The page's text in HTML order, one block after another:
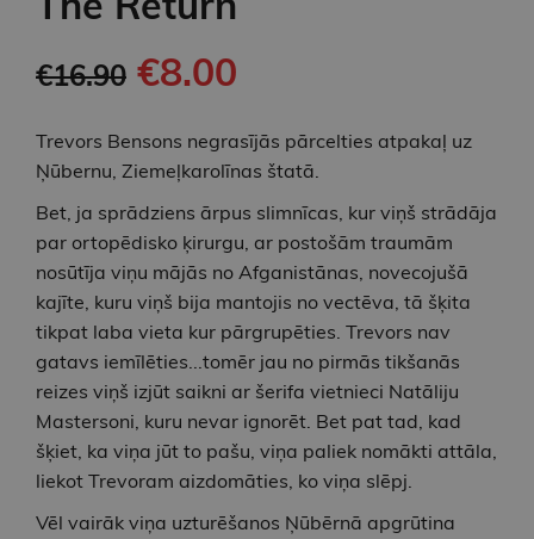
€16.90 €8.00
Trevors Bensons negrasījās pārcelties atpakaļ uz
Ņūbernu, Ziemeļkarolīnas štatā.
Bet, ja sprādziens ārpus slimnīcas, kur viņš strādāja
par ortopēdisko ķirurgu, ar postošām traumām
nosūtīja viņu mājās no Afganistānas, novecojušā
kajīte, kuru viņš bija mantojis no vectēva, tā šķita
tikpat laba vieta kur pārgrupēties. Trevors nav
gatavs iemīlēties...tomēr jau no pirmās tikšanās
reizes viņš izjūt saikni ar šerifa vietnieci Natāliju
Mastersoni, kuru nevar ignorēt. Bet pat tad, kad
šķiet, ka viņa jūt to pašu, viņa paliek nomākti attāla,
liekot Trevoram aizdomāties, ko viņa slēpj.
Vēl vairāk viņa uzturēšanos Ņūbērnā apgrūtina